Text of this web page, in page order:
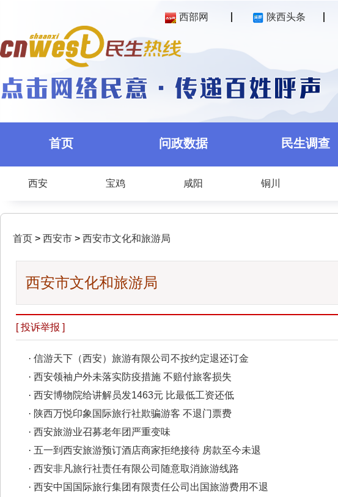
西部网 陕西头条
首页 问政数据 民生调查
西安 宝鸡 咸阳 铜川
首页 > 西安市 > 西安市文化和旅游局
西安市文化和旅游局
[ 投诉举报 ]
· 信游天下（西安）旅游有限公司不按约定退还订金
· 西安领袖户外未落实防疫措施 不赔付旅客损失
· 西安博物院给讲解员发1463元 比最低工资还低
· 陕西万悦印象国际旅行社欺骗游客 不退门票费
· 西安旅游业召募老年团严重变味
· 五一到西安旅游预订酒店商家拒绝接待 房款至今未退
· 西安非凡旅行社责任有限公司随意取消旅游线路
· 西安中国国际旅行集团有限责任公司出国旅游费用不退